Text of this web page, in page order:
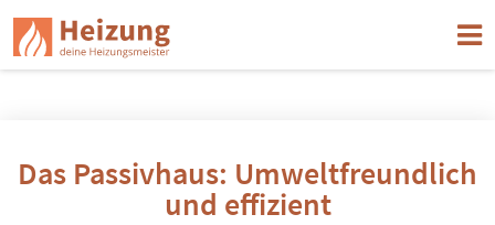
Das Passivhaus: Umweltfreundlich
und effizient